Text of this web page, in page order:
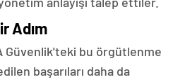
Adım
Güvenlik'teki bu örgütlenme
başarıları daha da